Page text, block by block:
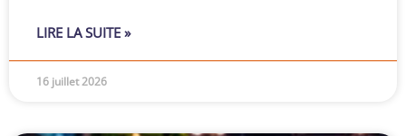
LIRE LA SUITE »
16 juillet 2026